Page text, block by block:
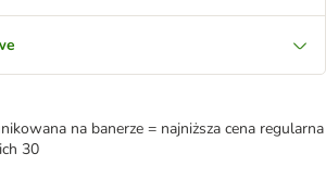
na banerze = najniższa cena regularna
30